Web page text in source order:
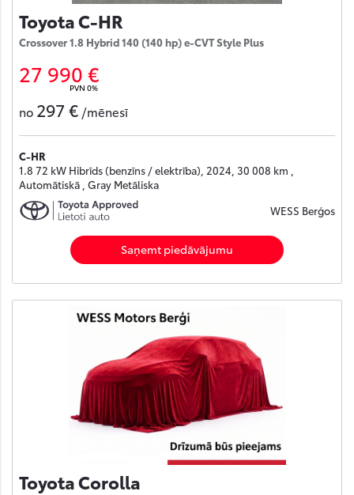
Toyota C-HR
Crossover 1.8 Hybrid 140 (140 hp) e-CVT Style Plus
27 990 €
PVN 0%
no 297 € /mēnesī
C-HR
1.8 72 kW Hibrīds (benzīns / elektrība), 2024, 30 008 km ,
Automātiskā , Gray Metāliska
WESS Berģos
Saņemt piedāvājumu
Toyota Corolla